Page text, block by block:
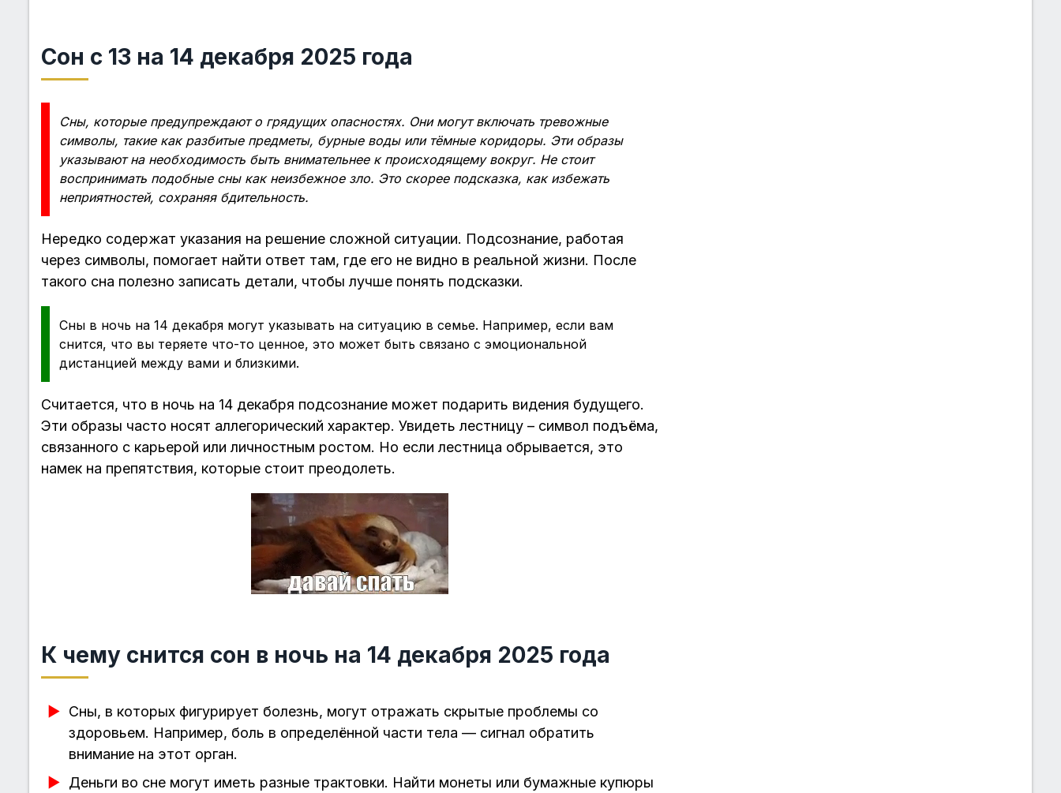
Сон с 13 на 14 декабря 2025 года
Сны, которые предупреждают о грядущих опасностях. Они могут включать тревожные
символы, такие как разбитые предметы, бурные воды или тёмные коридоры. Эти образы
указывают на необходимость быть внимательнее к происходящему вокруг. Не стоит
воспринимать подобные сны как неизбежное зло. Это скорее подсказка, как избежать
неприятностей, сохраняя бдительность.
Нередко содержат указания на решение сложной ситуации. Подсознание, работая
через символы, помогает найти ответ там, где его не видно в реальной жизни. После
такого сна полезно записать детали, чтобы лучше понять подсказки.
Сны в ночь на 14 декабря могут указывать на ситуацию в семье. Например, если вам
снится, что вы теряете что-то ценное, это может быть связано с эмоциональной
дистанцией между вами и близкими.
Считается, что в ночь на 14 декабря подсознание может подарить видения будущего.
Эти образы часто носят аллегорический характер. Увидеть лестницу – символ подъёма,
связанного с карьерой или личностным ростом. Но если лестница обрывается, это
намек на препятствия, которые стоит преодолеть.
К чему снится сон в ночь на 14 декабря 2025 года
Сны, в которых фигурирует болезнь, могут отражать скрытые проблемы со
здоровьем. Например, боль в определённой части тела — сигнал обратить
внимание на этот орган.
Деньги во сне могут иметь разные трактовки. Найти монеты или бумажные купюры